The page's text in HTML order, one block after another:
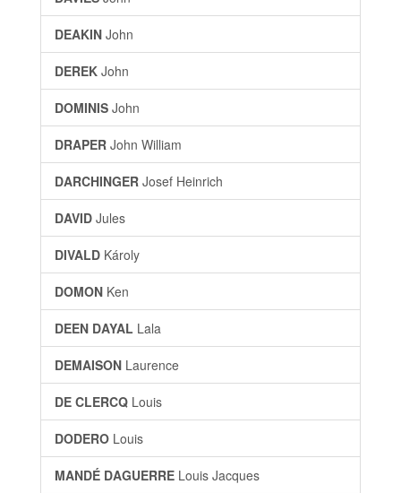
DEAKIN John
DEREK John
DOMINIS John
DRAPER John William
DARCHINGER Josef Heinrich
DAVID Jules
DIVALD Károly
DOMON Ken
DEEN DAYAL Lala
DEMAISON Laurence
DE CLERCQ Louis
DODERO Louis
MANDÉ DAGUERRE Louis Jacques